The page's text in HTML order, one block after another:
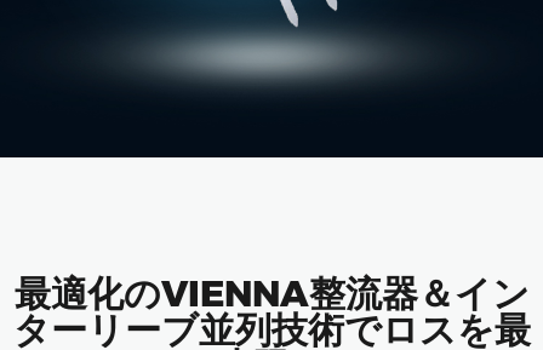
最適化のVIENNA整流器＆イン
ターリーブ並列技術でロスを最